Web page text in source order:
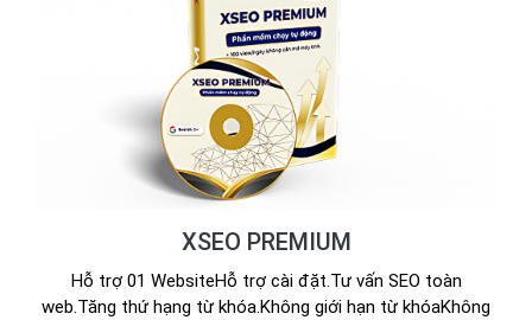
XSEO PREMIUM
Hỗ trợ 01 WebsiteHỗ trợ cài đặt.Tư vấn SEO toàn
web.Tăng thứ hạng từ khóa.Không giới hạn từ khóaKhông